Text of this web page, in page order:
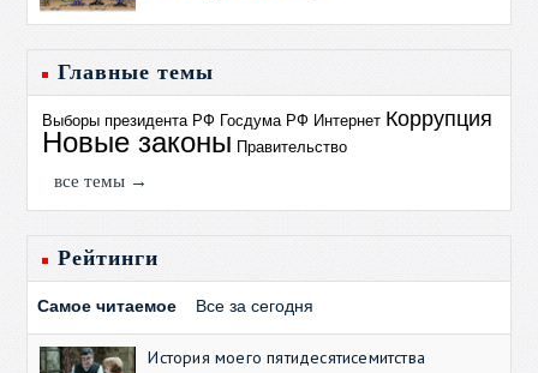
Главные темы
Выборы президента РФ Госдума РФ Интернет Коррупция
Новые законы Правительство
все темы →
Рейтинги
Самое читаемое Все за сегодня
История моего пятидесятисемитства